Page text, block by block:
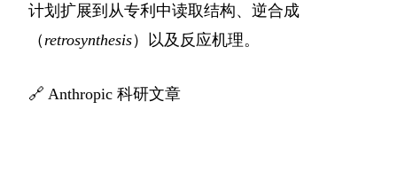
计划扩展到从专利中读取结构、逆合成
（ retrosynthesis）以及反应机理。
🔗 Anthropic 科研文章